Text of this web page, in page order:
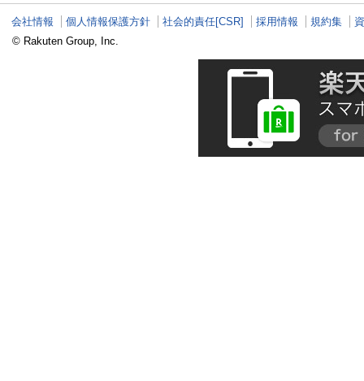
会社情報 個人情報保護方針 社会的責任[CSR] 採用情報 規約集
© Rakuten Group, Inc.